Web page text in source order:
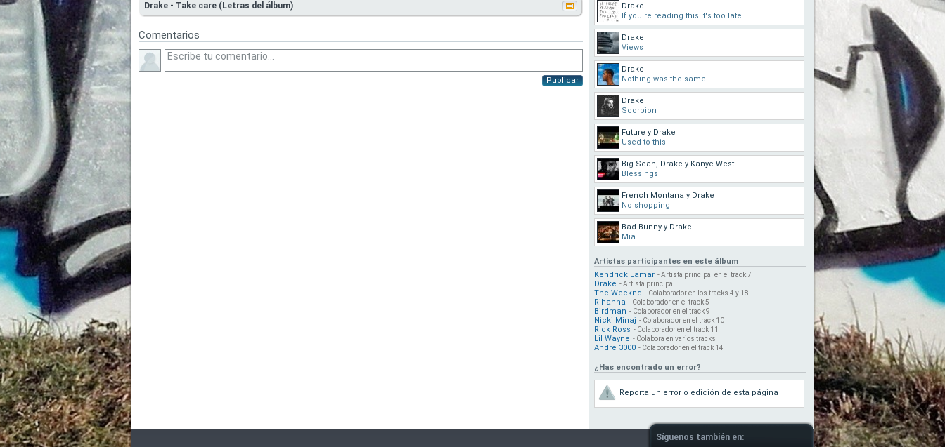
Drake - Take care (Letras del álbum)
Comentarios
Publicar
Drake
If you're reading this it's too late
Drake
Views
Drake
Nothing was the same
Drake
Scorpion
Future y Drake
Used to this
Big Sean, Drake y Kanye West
Blessings
French Montana y Drake
No shopping
Bad Bunny y Drake
Mia
Artistas participantes en este álbum
Kendrick Lamar - Artista principal en el track 7
Drake - Artista principal
The Weeknd - Colaborador en los tracks 4 y 18
Rihanna - Colaborador en el track 5
Birdman - Colaborador en el track 9
Nicki Minaj - Colaborador en el track 10
Rick Ross - Colaborador en el track 11
Lil Wayne - Colabora en varios tracks
Andre 3000 - Colaborador en el track 14
¿Has encontrado un error?
Reporta un error o edición de esta página
Síguenos también en: